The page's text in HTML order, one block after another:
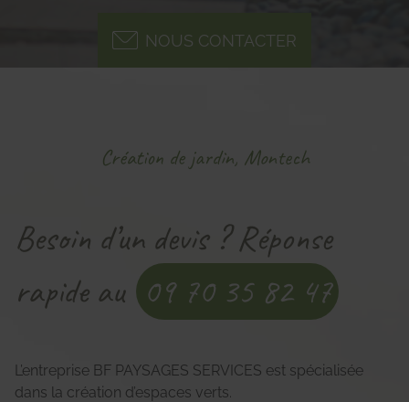
NOUS CONTACTER
Création de jardin, Montech
Besoin d’un devis ? Réponse
rapide au 09 70 35 82 47
L’entreprise BF PAYSAGES SERVICES est spécialisée
dans la création d’espaces verts.